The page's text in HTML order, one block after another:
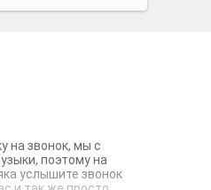
на звонок, мы с
поэтому на
услышите звонок